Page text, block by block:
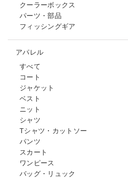
クーラーボックス
パーツ・部品
フィッシングギア
アパレル
すべて
コート
ジャケット
ベスト
ニット
シャツ
Tシャツ・カットソー
パンツ
スカート
ワンピース
バッグ・リュック